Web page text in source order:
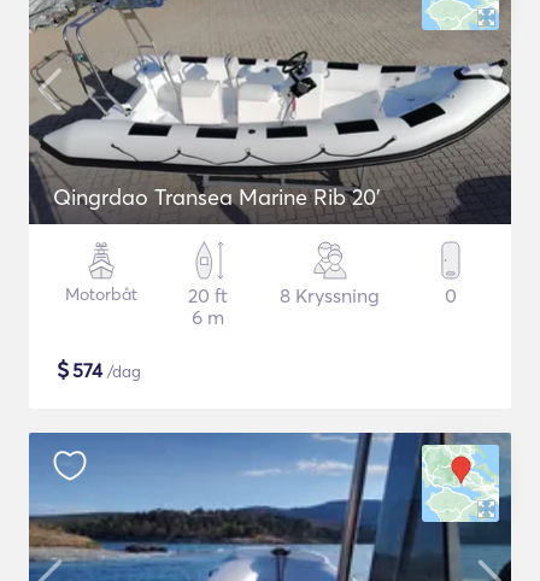
Qingrdao Transea Marine Rib 20'
Motorbåt
20 ft
6 m
8 Kryssning 0
$574/dag